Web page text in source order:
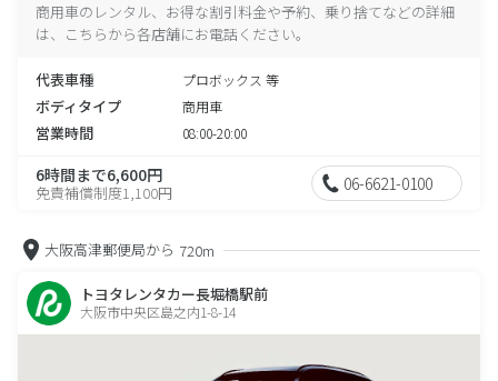
商用車のレンタル、お得な割引料金や予約、乗り捨てなどの詳細
は、こちらから各店舗にお電話ください。
代表車種 プロボックス 等
ボディタイプ 商用車
営業時間 08:00-20:00
6時間まで6,600円
免責補償制度1,100円 06-6621-0100
大阪高津郵便局から 720m
トヨタレンタカー長堀橋駅前
大阪市中央区島之内1-8-14